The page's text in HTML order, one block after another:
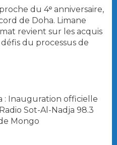
du 4ᵉ anniversaire,
de Doha. Limane
revient sur les acquis
du processus de
: Inauguration officielle
Sot-Al-Nadja 98.3
Mongo